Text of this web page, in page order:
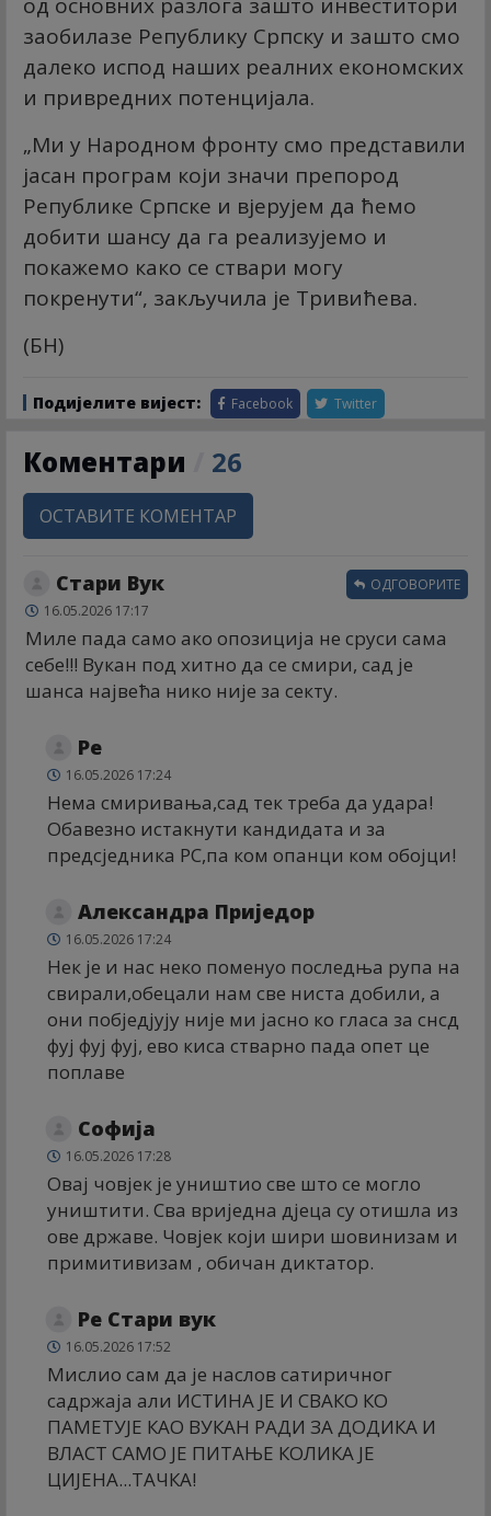
заобилазе Републику Српску и зашто смо
далеко испод наших реалних економских
и привредних потенцијала.
„Ми у Народном фронту смо представили
јасан програм који значи препород
Републике Српске и вјерујем да ћемо
добити шансу да га реализујемо и
покажемо како се ствари могу
покренути“, закључила је Тривићева.
(БН)
Подијелите вијест: Facebook Twitter
Коментари 26
ОСТАВИТЕ КОМЕНТАР
Стари Вук
16.05.2026 17:17
Миле пада само ако опозиција не сруси сама
себе!!! Вукан под хитно да се смири, сад је
шанса највећа нико није за секту.
ОДГОВОРИТЕ
Ре
16.05.2026 17:24
Нема смиривања,сад тек треба да удара!
Обавезно истакнути кандидата и за
предсједника РС,па ком опанци ком обојци!
Александра Приједор
16.05.2026 17:24
Нек је и нас неко поменуо последња рупа на
свирали,обецали нам све ниста добили, а
они побједјују није ми јасно ко гласа за снсд
фуј фуј фуј, ево киса стварно пада опет це
поплаве
Софија
16.05.2026 17:28
Овај човјек је уништио све што се могло
уништити. Сва вриједна дјеца су отишла из
ове државе. Човјек који шири шовинизам и
примитивизам , обичан диктатор.
Ре Стари вук
16.05.2026 17:52
Мислио сам да је наслов сатиричног
садржаја али ИСТИНА ЈЕ И СВАКО КО
ПАМЕТУЈЕ КАО ВУКАН РАДИ ЗА ДОДИКА И
ВЛАСТ САМО ЈЕ ПИТАЊЕ КОЛИКА ЈЕ
ЦИЈЕНА...ТАЧКА!